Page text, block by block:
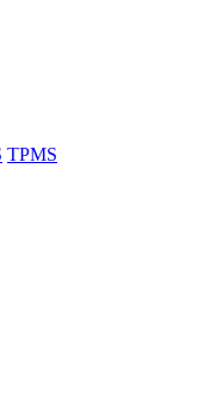
TPMS